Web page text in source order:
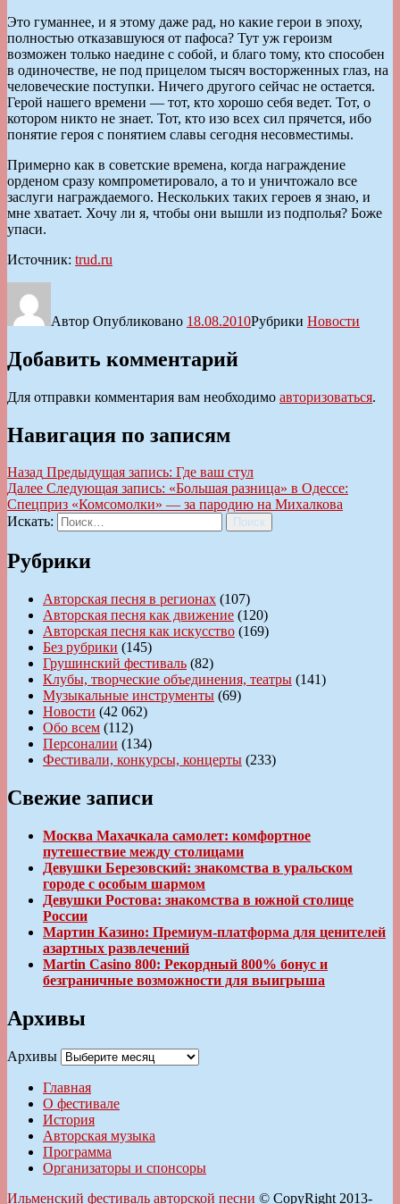
Это гуманнее, и я этому даже рад, но какие герои в эпоху,
полностью отказавшуюся от пафоса? Тут уж героизм
возможен только наедине с собой, и благо тому, кто способен
в одиночестве, не под прицелом тысяч восторженных глаз, на
человеческие поступки. Ничего другого сейчас не остается.
Герой нашего времени — тот, кто хорошо себя ведет. Тот, о
котором никто не знает. Тот, кто изо всех сил прячется, ибо
понятие героя с понятием славы сегодня несовместимы.
Примерно как в советские времена, когда награждение
орденом сразу компрометировало, а то и уничтожало все
заслуги награждаемого. Нескольких таких героев я знаю, и
мне хватает. Хочу ли я, чтобы они вышли из подполья? Боже
упаси.
Источник: trud.ru
Автор Опубликовано 18.08.2010Рубрики Новости
Добавить комментарий
Для отправки комментария вам необходимо авторизоваться.
Навигация по записям
Назад Предыдущая запись: Где ваш стул
Далее Следующая запись: «Большая разница» в Одессе:
Спецприз «Комсомолки» — за пародию на Михалкова
Искать:
Поиск
Рубрики
Авторская песня в регионах (107)
Авторская песня как движение (120)
Авторская песня как искусство (169)
Без рубрики (145)
Грушинский фестиваль (82)
Клубы, творческие объединения, театры (141)
Музыкальные инструменты (69)
Новости (42 062)
Обо всем (112)
Персоналии (134)
Фестивали, конкурсы, концерты (233)
Свежие записи
Москва Махачкала самолет: комфортное
путешествие между столицами
Девушки Березовский: знакомства в уральском
городе с особым шармом
Девушки Ростова: знакомства в южной столице
России
Мартин Казино: Премиум-платформа для ценителей
азартных развлечений
Martin Casino 800: Рекордный 800% бонус и
безграничные возможности для выигрыша
Архивы
Архивы
Главная
О фестивале
История
Авторская музыка
Программа
Организаторы и спонсоры
Ильменский фестиваль авторской песни © CopyRight 2013-